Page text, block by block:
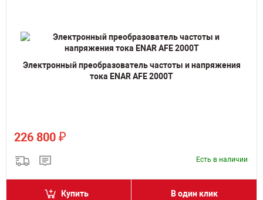
Электронный преобразователь частоты и напряжения
тока ENAR AFE 2000T
226 800 ₽
Есть в наличии
Купить В один клик